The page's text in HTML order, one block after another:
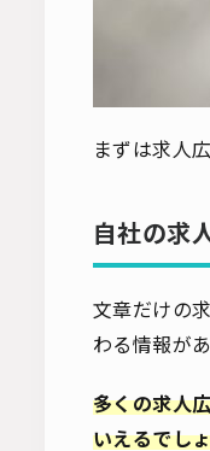
まずは求人
自社の求
文章だけの
わる情報があ
多くの求人
いえるでし